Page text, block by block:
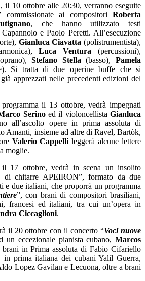
il 10 ottobre alle 20:30, verranno eseguite
commissionate ai compositori Roberta
,
che hanno utilizzato testi
e Paolo Peretti. All’esecuzione
Gianluca Ciavatta (polistrumentista),
Luca Ventura (percussioni),
Stefano Stella (basso),Pamela
Si tratta di due operine buffe che si
apprezzati nelle precedenti edizioni del
il 13 ottobre, vedrà impegnati
Serinoed il violoncellistaGianluca
all’ascolto opere in prima assoluta di
Amanti, insieme ad altre di Ravel, Bartòk,
Valerio Cappelli leggerà alcune lettere
moglie.
il 17 ottobre, vedrà in scena un insolito
di chitarre APEIRON”, formato da due
e due italiani, che proporrà un programma
”, con brani di compositori brasiliani,
francesi ed italiani, tra cui un’opera in
Ciccaglioni.
il 20 ottobre con il concerto “Voci nuove
un eccezionale pianista cubano, Marcos
brani in Prima assoluta di Fabio Cifariello
in prima italiana dei cubani Yalil Guerra,
Lopez Gavilan e Lecuona, oltre a brani